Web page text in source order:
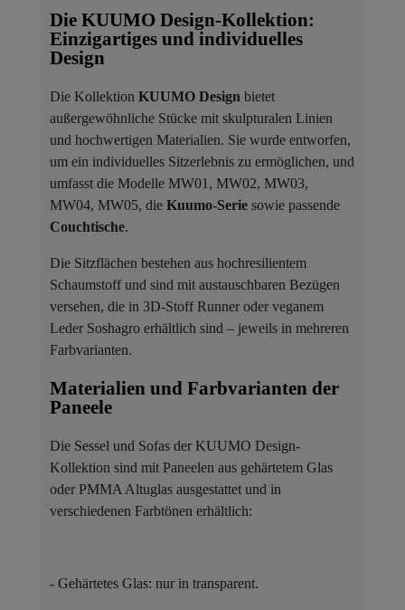
Die KUUMO Design-Kollektion:
Einzigartiges und individuelles
Design
Die Kollektion KUUMO Design bietet
außergewöhnliche Stücke mit skulpturalen Linien
und hochwertigen Materialien. Sie wurde entworfen,
um ein individuelles Sitzerlebnis zu ermöglichen, und
umfasst die Modelle MW01, MW02, MW03,
MW04, MW05, die Kuumo-Serie sowie passende
Couchtische.
Die Sitzflächen bestehen aus hochresilientem
Schaumstoff und sind mit austauschbaren Bezügen
versehen, die in 3D-Stoff Runner oder veganem
Leder Soshagro erhältlich sind – jeweils in mehreren
Farbvarianten.
Materialien und Farbvarianten der
Paneele ​
Die Sessel und Sofas der KUUMO Design-
Kollektion sind mit Paneelen aus gehärtetem Glas
oder PMMA Altuglas ausgestattet und in
verschiedenen Farbtönen erhältlich:
- Gehärtetes Glas: nur in transparent.